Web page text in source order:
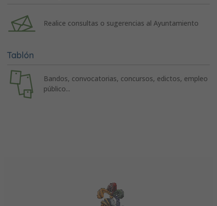
Realice consultas o sugerencias al Ayuntamiento
Tablón
Bandos, convocatorias, concursos, edictos, empleo
público...